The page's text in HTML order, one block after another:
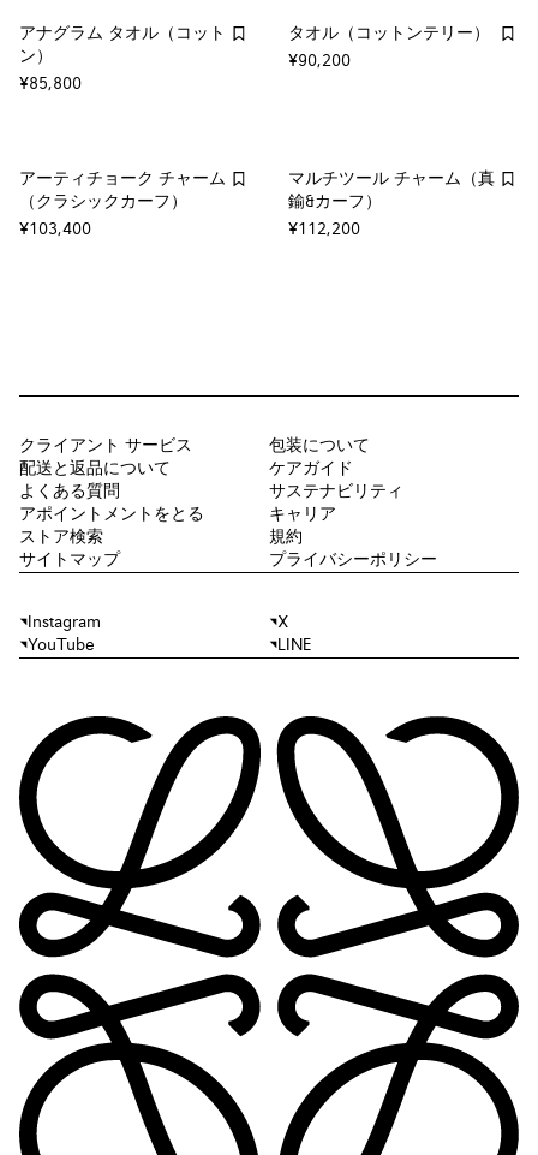
アナグラム タオル（コット
ン）
¥85,800
タオル（コットンテリー）
¥90,200
アーティチョーク チャーム
（クラシックカーフ）
¥103,400
マルチツール チャーム（真
鍮&カーフ）
¥112,200
クライアント サービス
配送と返品について
よくある質問
アポイントメントをとる
ストア検索
サイトマップ
包装について
ケアガイド
サステナビリティ
キャリア
規約
プライバシーポリシー
Instagram
X
YouTube
LINE